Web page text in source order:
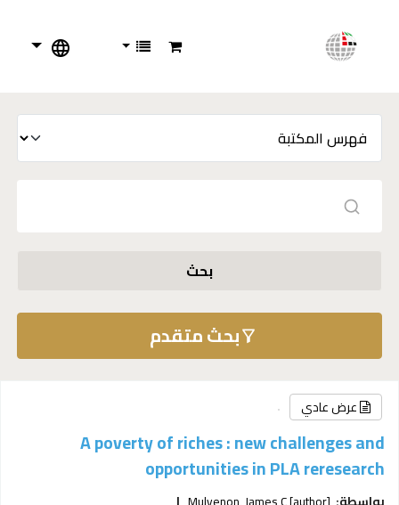
بحث
بحث متقدم
عرض عادي
A poverty of riches : new challenges and
opportunities in PLA reresearch